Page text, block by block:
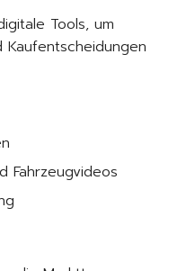
Tools, um
Fahrzeugvideos